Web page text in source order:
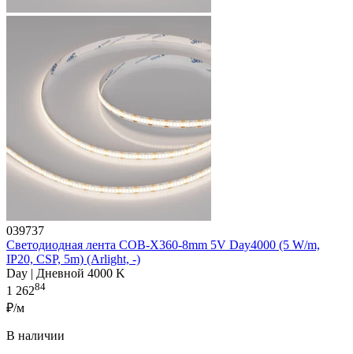
039737
Светодиодная лента COB-X360-8mm 5V Day4000 (5 W/m,
IP20, CSP, 5m) (Arlight, -)
Day | Дневной 4000 K
1 26284
₽/м
В наличии